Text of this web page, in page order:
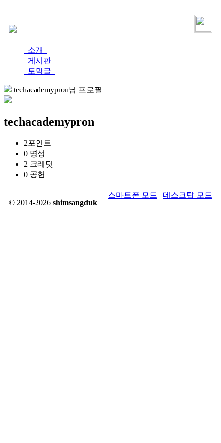
소개
게시판
토막글
techacademypron님 프로필
techacademypron
2포인트
0 명성
2 크레딧
0 공헌
© 2014-2026 shimsangduk
스마트폰 모드 | 데스크탑 모드